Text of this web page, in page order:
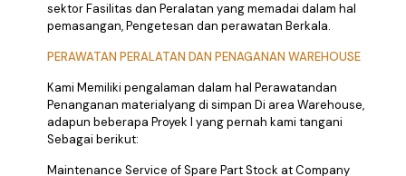
sektor Fasilitas dan Peralatan yang memadai dalam hal
pemasangan, Pengetesan dan perawatan Berkala.
PERAWATAN PERALATAN DAN PENAGANAN WAREHOUSE
Kami Memiliki pengalaman dalam hal Perawatandan
Penanganan materialyang di simpan Di area Warehouse,
adapun beberapa Proyek I yang pernah kami tangani
Sebagai berikut:
Maintenance Service of Spare Part Stock at Company